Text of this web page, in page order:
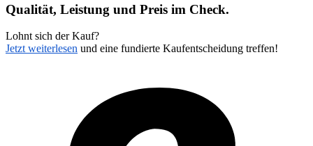
Qualität, Leistung und Preis im Check.
Lohnt sich der Kauf?
Jetzt weiterlesen und eine fundierte Kaufentscheidung treffen!